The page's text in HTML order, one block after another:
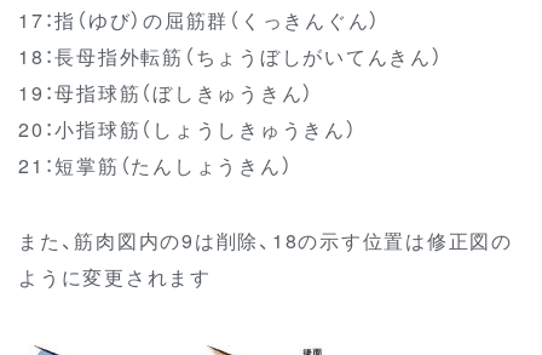
17：指（ゆび）の屈筋群（くっきんぐん）
18：長母指外転筋（ちょうぼしがいてんきん）
19：母指球筋（ぼしきゅうきん）
20：小指球筋（しょうしきゅうきん）
21：短掌筋（たんしょうきん）
また、筋肉図内の9は削除、18の示す位置は修正図の
ように変更されます